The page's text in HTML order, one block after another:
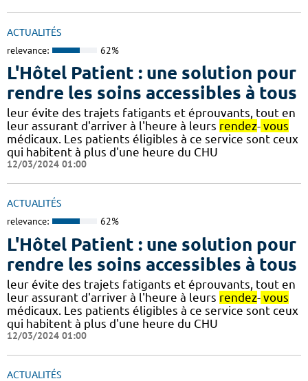
ACTUALITÉS
relevance: 62%
L'Hôtel Patient : une solution pour
rendre les soins accessibles à tous
leur évite des trajets fatigants et éprouvants, tout en
leur assurant d'arriver à l'heure à leurs rendez- vous
médicaux. Les patients éligibles à ce service sont ceux
qui habitent à plus d'une heure du CHU
12/03/2024 01:00
ACTUALITÉS
relevance: 62%
L'Hôtel Patient : une solution pour
rendre les soins accessibles à tous
leur évite des trajets fatigants et éprouvants, tout en
leur assurant d'arriver à l'heure à leurs rendez- vous
médicaux. Les patients éligibles à ce service sont ceux
qui habitent à plus d'une heure du CHU
12/03/2024 01:00
ACTUALITÉS